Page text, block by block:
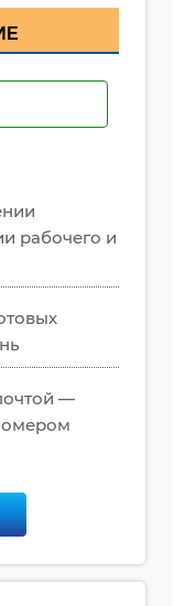
рабочего и
—